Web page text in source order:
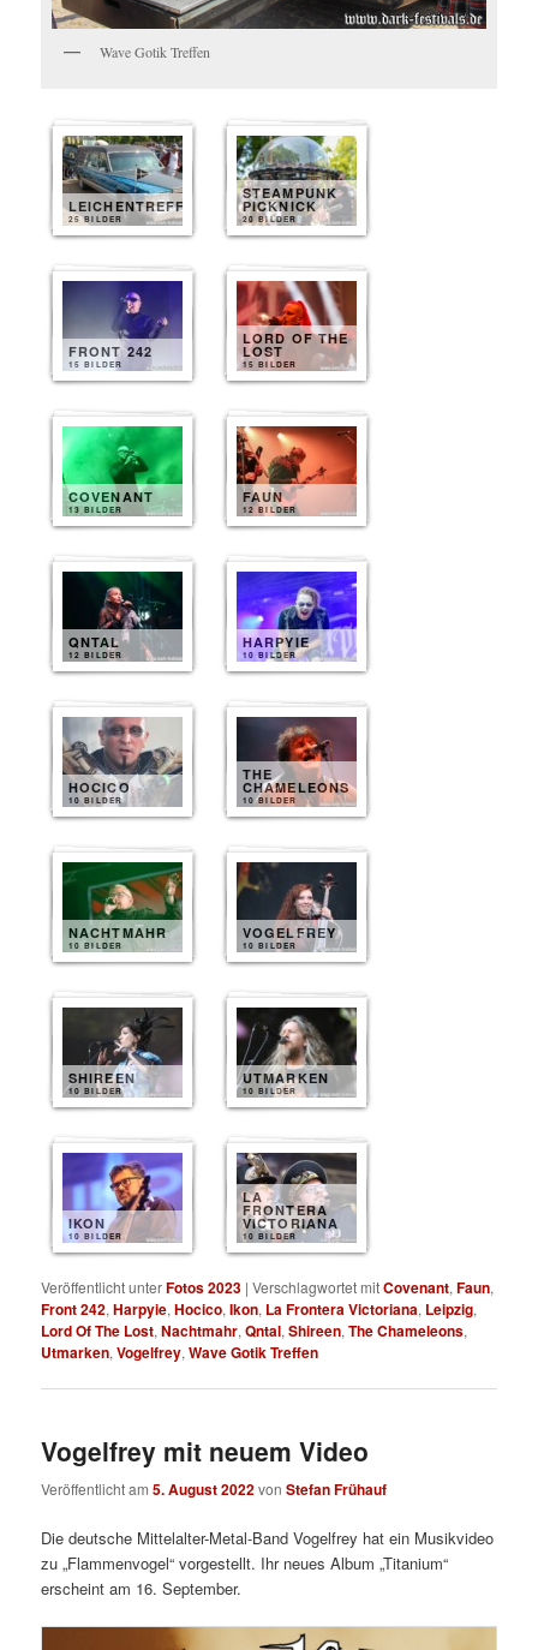
Wave Gotik Treffen
LEICHENTREFF
25 BILDER
STEAMPUNK
PICKNICK
20 BILDER
FRONT 242
15 BILDER
LORD OF THE
LOST
15 BILDER
COVENANT
13 BILDER
FAUN
12 BILDER
QNTAL
12 BILDER
HARPYIE
10 BILDER
HOCICO
10 BILDER
THE
CHAMELEONS
10 BILDER
NACHTMAHR
10 BILDER
VOGELFREY
10 BILDER
SHIREEN
10 BILDER
UTMARKEN
10 BILDER
IKON
10 BILDER
LA
FRONTERA
VICTORIANA
10 BILDER
Veröffentlicht unterFotos 2023 |Verschlagwortet mitCovenant,Faun,
Front 242,Harpyie,Hocico,Ikon, La Frontera Victoriana, Leipzig,
Lord Of The Lost,Nachtmahr,Qntal,Shireen,The Chameleons,
Utmarken,Vogelfrey,Wave Gotik Treffen
Vogelfrey mit neuem Video
Veröffentlicht am5. August 2022vonStefan Frühauf
Die deutsche Mittelalter-Metal-Band Vogelfrey hat ein Musikvideo
zu „Flammenvogel“ vorgestellt. Ihr neues Album „Titanium“
erscheint am 16. September.